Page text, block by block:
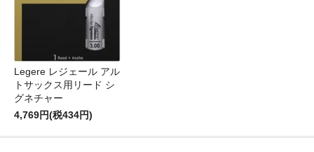
Legere レジェール アル
トサックス用リード シ
グネチャー
4,769円(税434円)